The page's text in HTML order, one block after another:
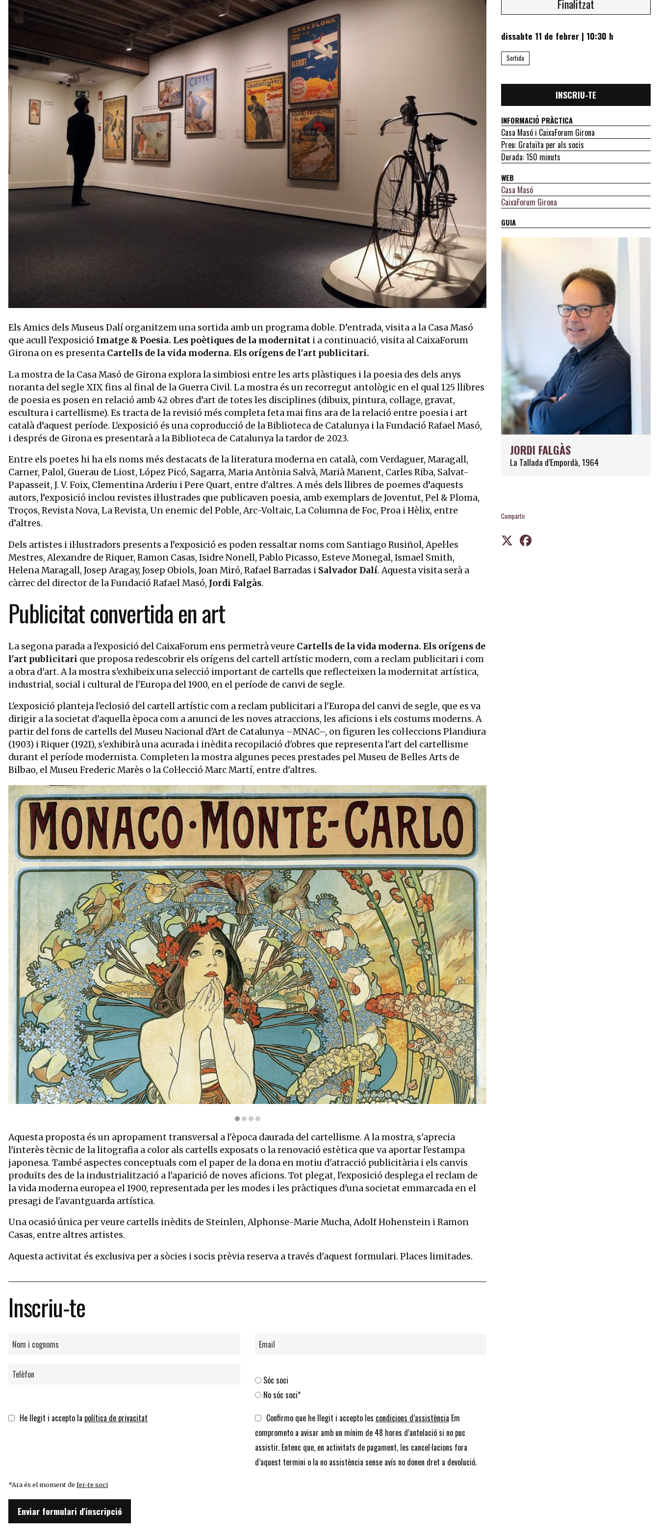
Finalitzat
dissabte 11 de febrer | 10:30 h
Sortida
INSCRIU-TE
INFORMACIÓ PRÀCTICA
Casa Masó i CaixaForum Girona
Preu: Gratuïta per als socis
Durada: 150 minuts
WEB
Casa Masó
CaixaForum Girona
GUIA
JORDI FALGÀS
La Tallada d’Empordà, 1964
Compartir
Els Amics dels Museus Dalí organitzem una sortida amb un programa doble. D’entrada, visita a la Casa Masó
que acull l’exposició Imatge & Poesia. Les poètiques de la modernitat i a continuació, visita al CaixaForum
Girona on es presenta Cartells de la vida moderna. Els orígens de l'art publicitari.
La mostra de la Casa Masó de Girona explora la simbiosi entre les arts plàstiques i la poesia des dels anys
noranta del segle XIX fins al final de la Guerra Civil. La mostra és un recorregut antològic en el qual 125 llibres
de poesia es posen en relació amb 42 obres d’art de totes les disciplines (dibuix, pintura, collage, gravat,
escultura i cartellisme). Es tracta de la revisió més completa feta mai fins ara de la relació entre poesia i art
català d’aquest període. L'exposició és una coproducció de la Biblioteca de Catalunya i la Fundació Rafael Masó,
i després de Girona es presentarà a la Biblioteca de Catalunya la tardor de 2023.
Entre els poetes hi ha els noms més destacats de la literatura moderna en català, com Verdaguer, Maragall,
Carner, Palol, Guerau de Liost, López Picó, Sagarra, Maria Antònia Salvà, Marià Manent, Carles Riba, Salvat-
Papasseit, J. V. Foix, Clementina Arderiu i Pere Quart, entre d'altres. A més dels llibres de poemes d’aquests
autors, l’exposició inclou revistes il·lustrades que publicaven poesia, amb exemplars de Joventut, Pel & Ploma,
Troços, Revista Nova, La Revista, Un enemic del Poble, Arc-Voltaic, La Columna de Foc, Proa i Hèlix, entre
d’altres.
Dels artistes i il·lustradors presents a l’exposició es poden ressaltar noms com Santiago Rusiñol, Apel·les
Mestres, Alexandre de Riquer, Ramon Casas, Isidre Nonell, Pablo Picasso, Esteve Monegal, Ismael Smith,
Helena Maragall, Josep Aragay, Josep Obiols, Joan Miró, Rafael Barradas i Salvador Dalí. Aquesta visita serà a
càrrec del director de la Fundació Rafael Masó, Jordi Falgàs.
Publicitat convertida en art
La segona parada a l'exposició del CaixaForum ens permetrà veure Cartells de la vida moderna. Els orígens de
l'art publicitari que proposa redescobrir els orígens del cartell artístic modern, com a reclam publicitari i com
a obra d'art. A la mostra s'exhibeix una selecció important de cartells que reflecteixen la modernitat artística,
industrial, social i cultural de l'Europa del 1900, en el període de canvi de segle.
L'exposició planteja l'eclosió del cartell artístic com a reclam publicitari a l'Europa del canvi de segle, que es va
dirigir a la societat d'aquella època com a anunci de les noves atraccions, les aficions i els costums moderns. A
partir del fons de cartells del Museu Nacional d'Art de Catalunya –MNAC–, on figuren les col·leccions Plandiura
(1903) i Riquer (1921), s'exhibirà una acurada i inèdita recopilació d'obres que representa l'art del cartellisme
durant el període modernista. Completen la mostra algunes peces prestades pel Museu de Belles Arts de
Bilbao, el Museu Frederic Marès o la Col·lecció Marc Martí, entre d'altres.
Diapositiva 1 de 4: Alphonse-Marie Mucha, Monaco·Monte-Carlo, 1897. Museu Nacional d’Art de Catalunya, adquisició de la Col·lecció Plandidura, 1903 | © Museu Nacional d’Art de Catalunya,
Aquesta proposta és un apropament transversal a l'època daurada del cartellisme. A la mostra, s'aprecia
l'interès tècnic de la litografia a color als cartells exposats o la renovació estètica que va aportar l'estampa
japonesa. També aspectes conceptuals com el paper de la dona en motiu d'atracció publicitària i els canvis
produïts des de la industrialització a l'aparició de noves aficions. Tot plegat, l'exposició desplega el reclam de
la vida moderna europea el 1900, representada per les modes i les pràctiques d'una societat emmarcada en el
presagi de l'avantguarda artística.
Una ocasió única per veure cartells inèdits de Steinlen, Alphonse-Marie Mucha, Adolf Hohenstein i Ramon
Casas, entre altres artistes.
Aquesta activitat és exclusiva per a sòcies i socis prèvia reserva a través d'aquest formulari. Places limitades.
Inscriu-te
Sóc soci
No sóc soci*
He llegit i accepto la política de privacitat Confirmo que he llegit i accepto les condicions d’assistència Em
comprometo a avisar amb un mínim de 48 hores d’antelació si no puc
assistir. Entenc que, en activitats de pagament, les cancel·lacions fora
d’aquest termini o la no assistència sense avís no donen dret a devolució.
*Ara és el moment defer-te soci
Enviar formulari d'inscripció